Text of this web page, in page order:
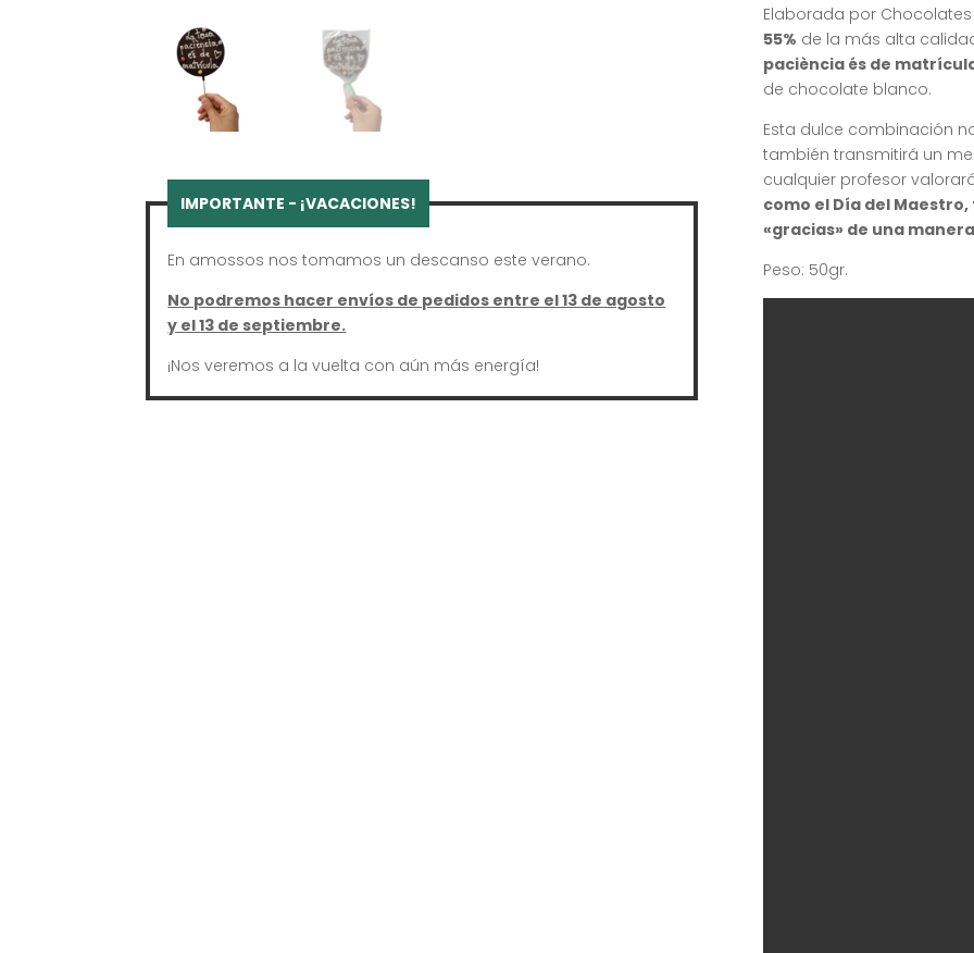
En amossos nos tomamos un descanso este verano.
No podremos hacer envíos de pedidos entre el 13 de agosto
y el 13 de septiembre.
¡Nos veremos a la vuelta con aún más energía!
Elaborada por
55% de la más alta
paciència és de
de chocolate blanco.
Esta dulce combinación
también transmitirá un
cualquier profesor
como el Día del
«gracias» de una
Peso: 50gr.